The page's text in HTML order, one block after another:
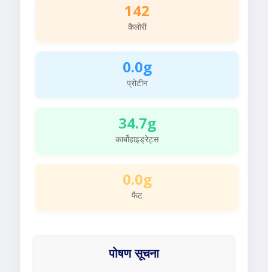
142
कैलोरी
0.0g
प्रोटीन
34.7g
कार्बोहाइड्रेट्स
0.0g
फैट
पोषण सूचना